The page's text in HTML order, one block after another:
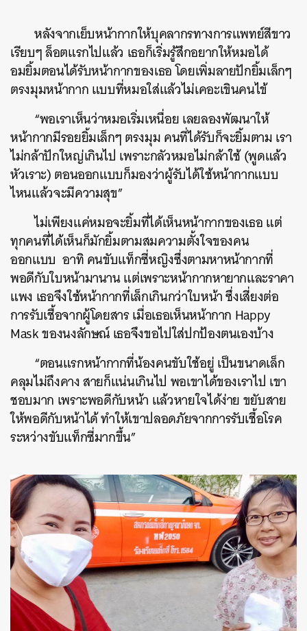
หลังจากเย็บหน้ากากให้บุคลากรทางการแพทย์สีขาว
เรียบๆล็อตแรกไปแล้ว เธอก็เริ่มรู้สึกอยากให้หมอได้
อมยิ้มตอนได้รับหน้ากากของเธอโดยเพิ่มลายปักยิ้มเล็กๆ
ตรงมุมหน้ากากแบบที่หมอใส่แล้วไม่เคอะเขินคนไข้
“พอเราเห็นว่าหมอเริ่มเหนื่อยเลยลองพัฒนาให้
หน้ากากมีรอยยิ้มเล็กๆตรงมุมคนที่ได้รับก็จะยิ้มตามเรา
ไม่กล้าปักใหญ่เกินไป เพราะกลัวหมอไม่กล้าใช้(พูดแล้ว
หัวเราะ)ตอนออกแบบก็มองว่าผู้รับได้ใช้หน้ากากแบบ
ไหนแล้วจะมีความสุข”
ไม่เพียงแค่หมอจะยิ้มที่ได้เห็นหน้ากากของเธอแต่
ทุกคนที่ได้เห็นก็มักยิ้มตามสมความตั้งใจของคน
ออกแบบ อาทิคนขับแท็กซี่หญิงซึ่งตามหาหน้ากากที่
พอดีกับใบหน้ามานานแต่เพราะหน้ากากหายากและราคา
แพง เธอจึงใช้หน้ากากที่เล็กเกินกว่าใบหน้าซึ่งเสี่ยงต่อ
การรับเชื้อจากผู้โดยสารเมื่อเธอเห็นหน้ากาก Happy
Maskของนงลักษณ์เธอจึงขอไปใส่ปกป้องตนเองบ้าง
“ตอนแรกหน้ากากที่น้องคนขับใช้อยู่เป็นขนาดเล็ก
คลุมไม่ถึงคางสายก็แน่นเกินไป พอเขาได้ของเราไป เขา
ชอบมาก เพราะพอดีกับหน้า แล้วหายใจได้ง่ายขยับสาย
ให้พอดีกับหน้าได้ทำให้เขาปลอดภัยจากการรับเชื้อโรค
ระหว่างขับแท็กซี่มากขึ้น”